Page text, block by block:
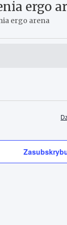
ergo
ergo arena